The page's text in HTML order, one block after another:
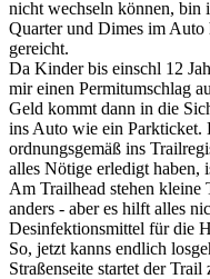
nicht wechseln können, bin
Quarter und Dimes im Auto
gereicht.
Da Kinder bis einschl 12
mir einen Permitumschlag
Geld kommt dann in die
ins Auto wie ein Parkticket.
ordnungsgemäß ins
alles Nötige erledigt haben,
Am Trailhead stehen kleine
anders - aber es hilft alles
Desinfektionsmittel für die
So, jetzt kanns endlich
Straßenseite startet der Trail